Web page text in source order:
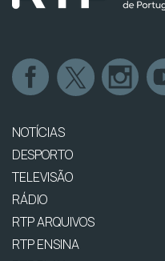
NOTÍCIAS
DESPORTO
TELEVISÃO
RÁDIO
RTP ARQUIVOS
RTP ENSINA